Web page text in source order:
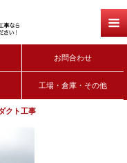
お問合わせ
工場・倉庫・その他
クト工事